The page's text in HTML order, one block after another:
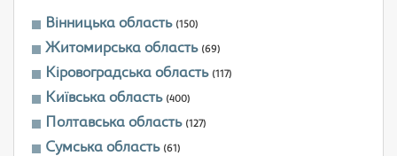
Вінницька область (150)
Житомирська область (69)
Кіровоградська область (117)
Київська область (400)
Полтавська область (127)
Сумська область (61)